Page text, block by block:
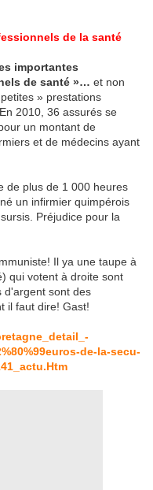
de la santé
importantes
de santé »… et non
» prestations
2010, 36 assurés se
un montant de
et de médecins ayant
de plus de 1 000 heures
un infirmier quimpérois
Préjudice pour la
Il ya une taupe à
qui votent à droite sont
d'argent sont des
il faut dire! Gast!
de-la-secu-